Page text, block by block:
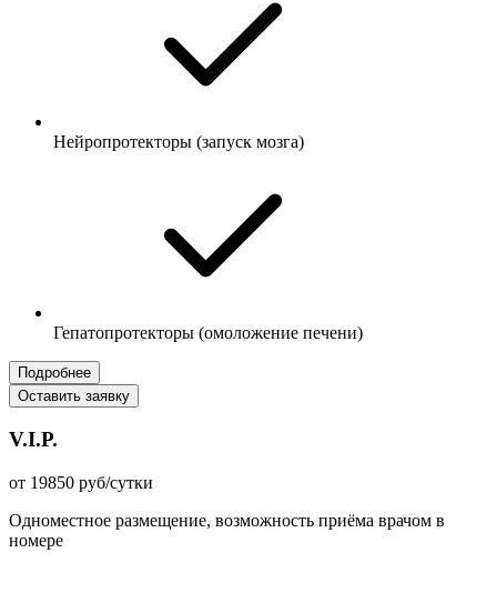
Нейропротекторы (запуск мозга)
Гепатопротекторы (омоложение печени)
Подробнее
Оставить заявку
V.I.P.
от 19850 руб/сутки
Одноместное размещение, возможность приёма врачом в
номере